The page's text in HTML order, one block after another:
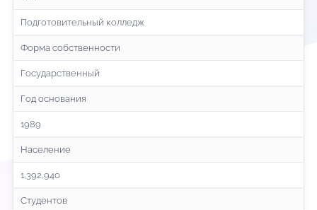
Подготовительный колледж
Форма собственности
Государственный
Год основания
1989
Население
1,392,940
Студентов